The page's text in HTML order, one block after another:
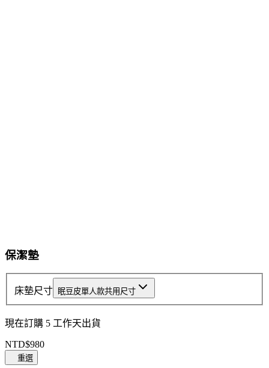
1
of
5
保潔墊
床墊尺寸 眠豆皮單人款共用尺寸
現在訂購 5 工作天出貨
NTD$980
重選